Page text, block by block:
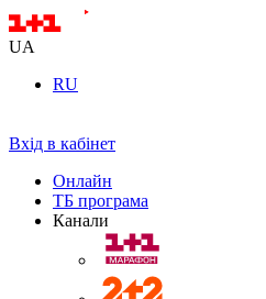
UA
RU
Вхід в кабінет
Онлайн
ТБ програма
Канали